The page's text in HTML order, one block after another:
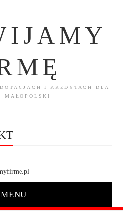
I KREDYTACH DLA
MAŁOPOLSKI
MENU